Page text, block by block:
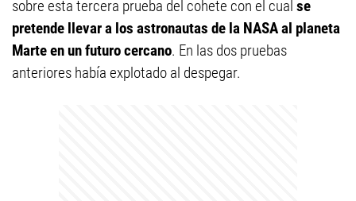
sobre esta tercera prueba del cohete con el cual se
pretende llevar a los astronautas de la NASA al planeta
Marte en un futuro cercano. En las dos pruebas
anteriores había explotado al despegar.